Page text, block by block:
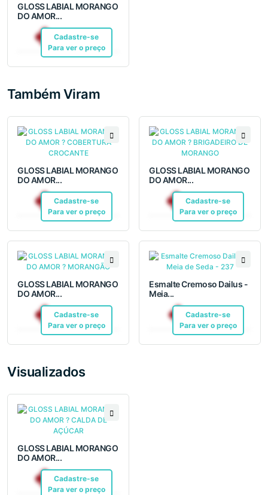
GLOSS LABIAL MORANGO
DO AMOR...
Cadastre-se
Para ver o preço
R$ 20,64Pix
Também Viram
GLOSS LABIAL MORANGO
DO AMOR...
Cadastre-se
Para ver o preço
R$ 20,64Pix
GLOSS LABIAL MORANGO
DO AMOR...
Cadastre-se
Para ver o preço
R$ 20,64Pix
GLOSS LABIAL MORANGO
DO AMOR...
Cadastre-se
Para ver o preço
R$ 20,64Pix
Esmalte Cremoso Dailus -
Meia...
Cadastre-se
Para ver o preço
R$ 12,10Pix
Visualizados
GLOSS LABIAL MORANGO
DO AMOR...
Cadastre-se
Para ver o preço
R$ 20,64Pix